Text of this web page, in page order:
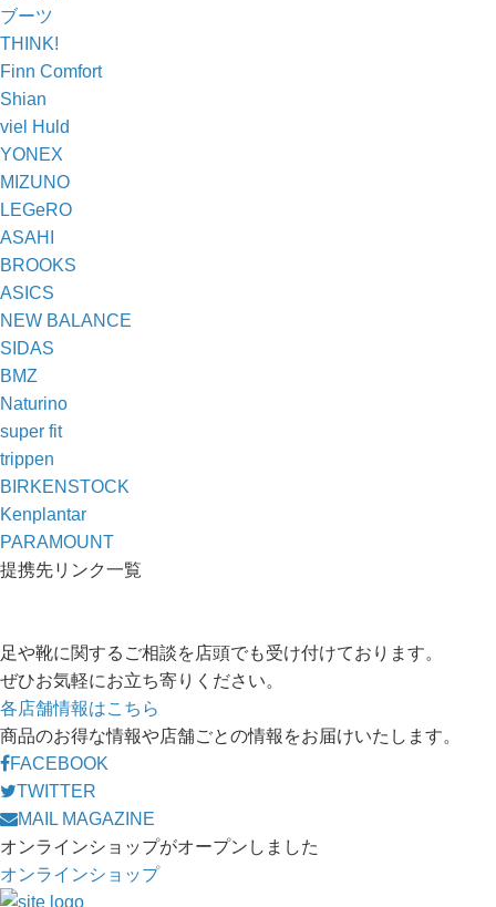
ブーツ
THINK!
Finn Comfort
Shian
viel Huld
YONEX
MIZUNO
LEGeRO
ASAHI
BROOKS
ASICS
NEW BALANCE
SIDAS
BMZ
Naturino
super fit
trippen
BIRKENSTOCK
Kenplantar
PARAMOUNT
提携先リンク一覧
足や靴に関するご相談を店頭でも受け付けております。
ぜひお気軽にお立ち寄りください。
各店舗情報はこちら
商品のお得な情報や店舗ごとの情報をお届けいたします。
FACEBOOK
TWITTER
MAIL MAGAZINE
オンラインショップがオープンしました
オンラインショップ